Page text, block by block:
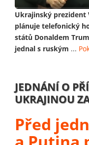
Ukrajinský prezident
plánuje telefonický
států Donaldem
jednal s ruským ...
JEDNÁNÍ O
UKRAJINOU
Před